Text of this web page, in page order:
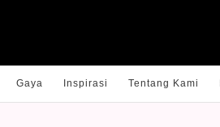
Gaya Inspirasi Tentang Kami